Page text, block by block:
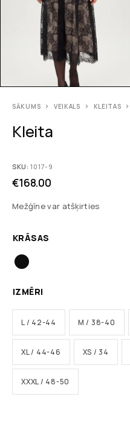
SĀKUMS VEIKALS KLEITAS
Kleita
SKU:1017-9
€168.00
Mežģīne var atšķirties
KRĀSAS
IZMĒRI
L / 42-44 M / 38-40
XL / 44-46 XS / 34
XXXL / 48-50